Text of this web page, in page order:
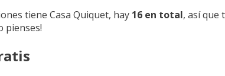
tiene Casa Quiquet, hay 16 en total, así que
pienses!